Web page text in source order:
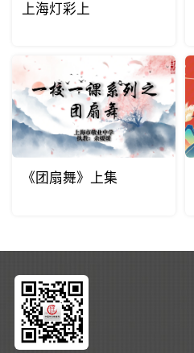
上海灯彩上
《团扇舞》上集